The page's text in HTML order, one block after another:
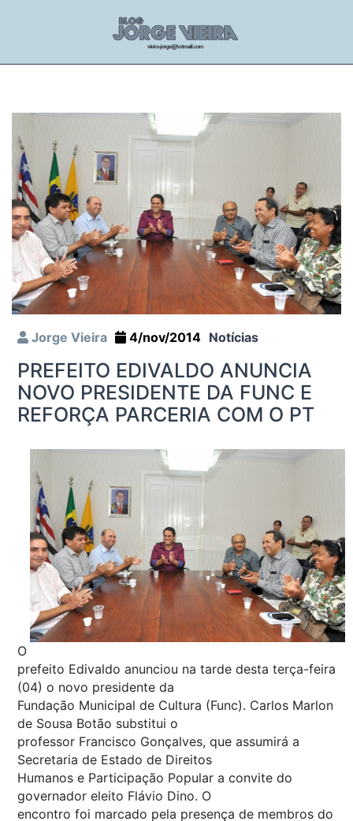
Jorge Vieira 4/nov/2014 Notícias
PREFEITO EDIVALDO ANUNCIA
NOVO PRESIDENTE DA FUNC E
REFORÇA PARCERIA COM O PT
O
prefeito Edivaldo anunciou na tarde desta terça-feira
(04) o novo presidente da
Fundação Municipal de Cultura (Func). Carlos Marlon
de Sousa Botão substitui o
professor Francisco Gonçalves, que assumirá a
Secretaria de Estado de Direitos
Humanos e Participação Popular a convite do
governador eleito Flávio Dino. O
encontro foi marcado pela presença de membros do